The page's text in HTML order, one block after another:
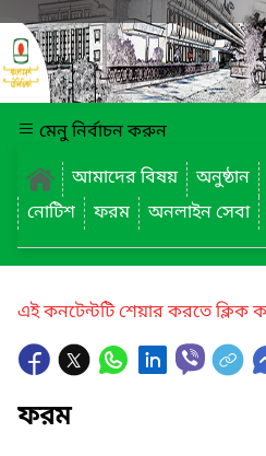
মেনু নির্বাচন করুন
আমাদের বিষয়
অনুষ্ঠান
নোটিশ
ফরম অনলাইন সেবা
এই কনটেন্টটি শেয়ার করতে ক্লিক
ফরম